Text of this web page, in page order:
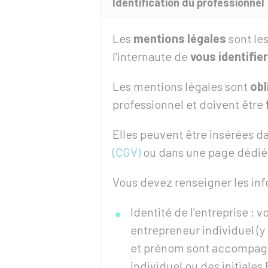
Les mentions légales sont
l'internaute de vous identifier
Les mentions légales sont
professionnel et doivent être
Elles peuvent être insérées
(CGV) ou dans une page
Vous devez renseigner les
Identité de l'entreprise :
entrepreneur individuel
et prénom sont